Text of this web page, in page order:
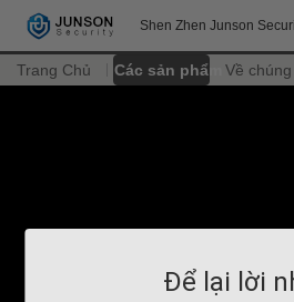
Shen Zhen Junson
Trang Chủ Các sản phẩm Về chúng
Để lại lời